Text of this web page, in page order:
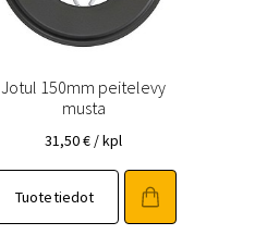
Jotul 150mm peitelevy
musta
31,50€ / kpl
Tuotetiedot